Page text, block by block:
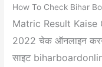
How To Check Bihar
Matric Result Kaise
2022 चेक ऑनलाइन
साइट